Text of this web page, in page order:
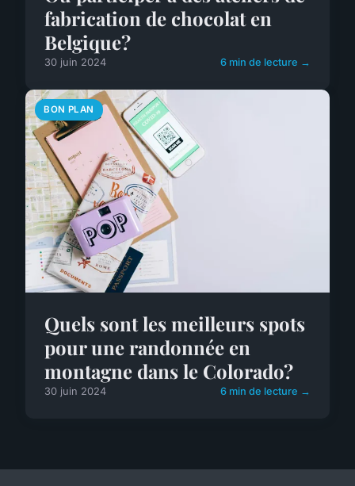
fabrication de chocolat en
Belgique?
30 juin 2024 6 min de lecture →
BON PLAN
Quels sont les meilleurs spots
pour une randonnée en
montagne dans le Colorado?
30 juin 2024 6 min de lecture →